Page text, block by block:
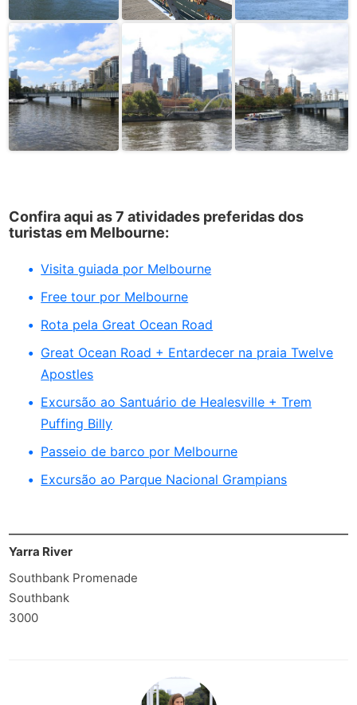
Confira aqui as 7 atividades preferidas dos
turistas em Melbourne:
Visita guiada por Melbourne
Free tour por Melbourne
Rota pela Great Ocean Road
Great Ocean Road + Entardecer na praia Twelve
Apostles
Excursão ao Santuário de Healesville + Trem
Puffing Billy
Passeio de barco por Melbourne
Excursão ao Parque Nacional Grampians
Yarra River
Southbank Promenade
Southbank
3000